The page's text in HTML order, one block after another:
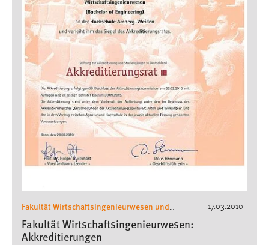
17.03.2010
Fakultät Wirtschaftsingenieurwesen und
Gesundheit , Wirtschaftsingenieurwesen
Fakultät Wirtschaftsingenieurwesen:
Akkreditierungen